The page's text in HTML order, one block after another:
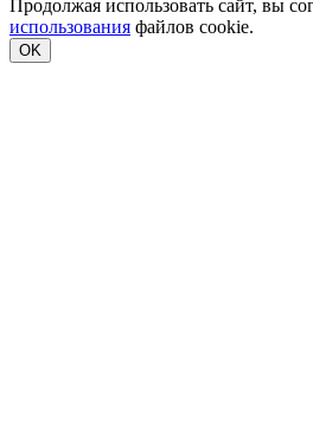
Продолжая использовать сайт, вы
использования файлов cookie.
OK